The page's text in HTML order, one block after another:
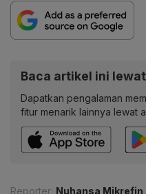
Baca artikel ini
Dapatkan pengalaman
fitur menarik lainnya lewat
Reporter: Nuhansa Mikrefin